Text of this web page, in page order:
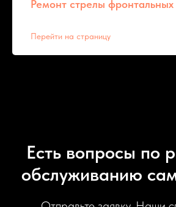
Ремонт стрелы фронтальных
Перейти на страницу
Есть вопросы по
обслуживанию